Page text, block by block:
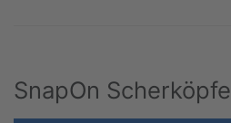
SnapOn Scherköpfe